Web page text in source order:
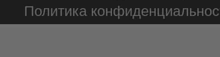
Политика